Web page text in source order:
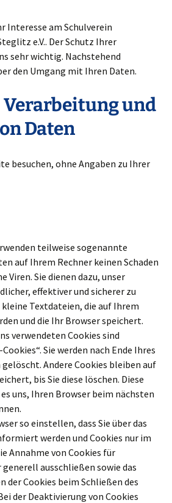
Interesse am Schulverein
e.V.. Der Schutz Ihrer
sehr wichtig. Nachstehend
den Umgang mit Ihren Daten.
Verarbeitung und
Daten
besuchen, ohne Angaben zu Ihrer
teilweise sogenannte
auf Ihrem Rechner keinen Schaden
Viren. Sie dienen dazu, unser
effektiver und sicherer zu
kleine Textdateien, die auf Ihrem
und die Ihr Browser speichert.
verwendeten Cookies sind
Sie werden nach Ende Ihres
Andere Cookies bleiben auf
bis Sie diese löschen. Diese
uns, Ihren Browser beim nächsten
so einstellen, dass Sie über das
werden und Cookies nur im
Annahme von Cookies für
ausschließen sowie das
der Cookies beim Schließen des
der Deaktivierung von Cookies